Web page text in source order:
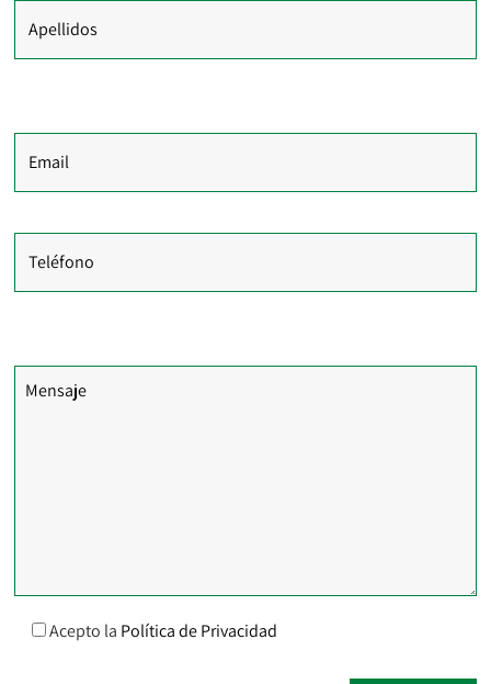
Acepto la Política de Privacidad